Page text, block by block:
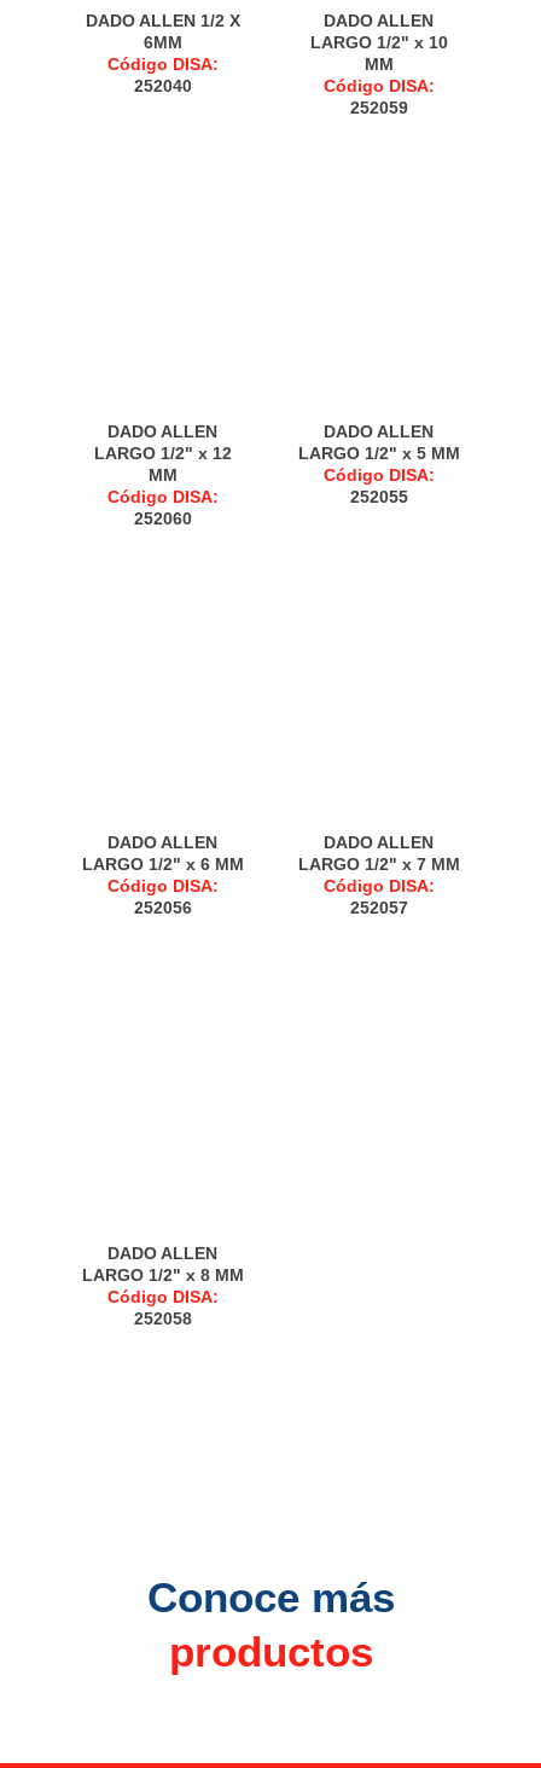
DADO ALLEN 1/2 X
6MM
Código DISA:
252040
DADO ALLEN
LARGO 1/2" x 10
MM
Código DISA:
252059
DADO ALLEN
LARGO 1/2" x 12
MM
Código DISA:
252060
DADO ALLEN
LARGO 1/2" x 5 MM
Código DISA:
252055
DADO ALLEN
LARGO 1/2" x 6 MM
Código DISA:
252056
DADO ALLEN
LARGO 1/2" x 7 MM
Código DISA:
252057
DADO ALLEN
LARGO 1/2" x 8 MM
Código DISA:
252058
Conoce más
productos